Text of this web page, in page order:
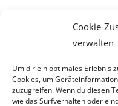
Cookie-
verwalten
Um dir ein optimales Erlebnis
Cookies, um
zuzugreifen. Wenn du diesen
wie das Surfverhalten oder
© 2021 HV90
Gösselberg 41